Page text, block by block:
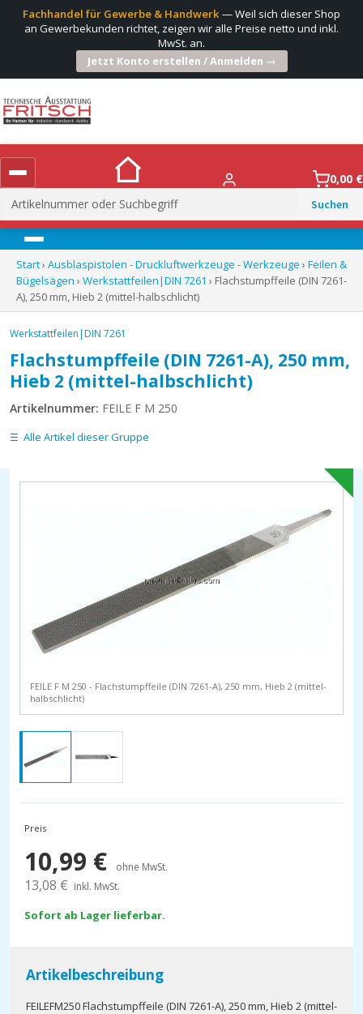
Fachhandel für Gewerbe & Handwerk— Weil sich dieser Shop
an Gewerbekunden richtet, zeigen wir alle Preise netto und inkl.
MwSt. an.
Jetzt Konto erstellen / Anmelden →
Suchen
nach:
0,00 €
Menü
Start› Ausblaspistolen - Druckluftwerkzeuge - Werkzeuge › Feilen &
Bügelsägen › Werkstattfeilen|DIN 7261 › Flachstumpffeile (DIN 7261-
A), 250 mm, Hieb 2 (mittel-halbschlicht)
Werkstattfeilen|DIN 7261
Flachstumpffeile (DIN 7261-A), 250 mm,
Hieb 2 (mittel-halbschlicht)
Artikelnummer: FEILE F M 250
Alle Artikel dieser Gruppe
FEILE F M 250 - Flachstumpffeile (DIN 7261-A), 250 mm, Hieb 2 (mittel-
halbschlicht)
Preis
10,99 € ohne MwSt.
13,08 € inkl. MwSt.
Sofort ab Lager lieferbar.
Artikelbeschreibung
FEILEFM250 Flachstumpffeile (DIN 7261-A), 250 mm, Hieb 2 (mittel-